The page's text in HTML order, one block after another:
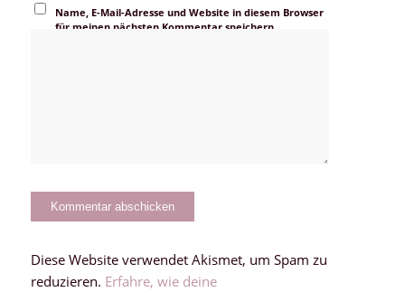
Name, E-Mail-Adresse und Website in diesem Browser
für meinen nächsten Kommentar speichern.
Diese Website verwendet Akismet, um Spam zu
reduzieren. Erfahre, wie deine